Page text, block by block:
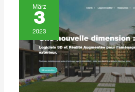
März
3
2023